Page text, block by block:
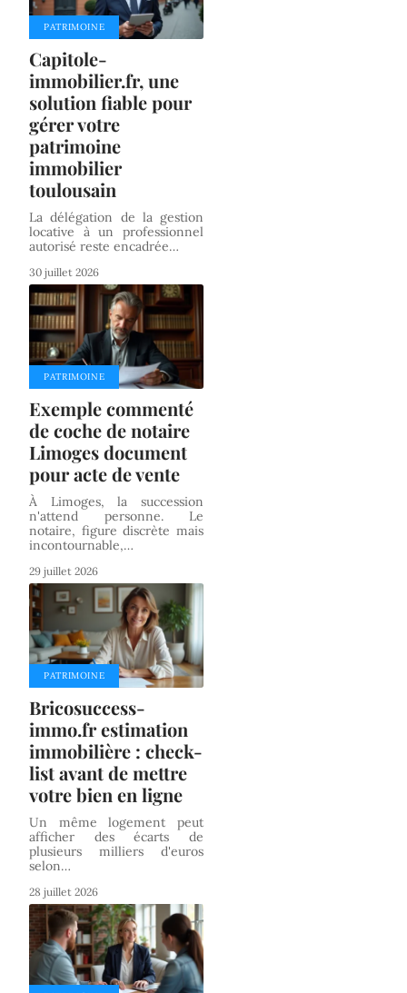
PATRIMOINE
Capitole-
immobilier.fr, une
solution fiable pour
gérer votre
patrimoine
immobilier
toulousain
La délégation de la gestion
locative à un professionnel
autorisé reste encadrée…
30 juillet 2026
PATRIMOINE
Exemple commenté
de coche de notaire
Limoges document
pour acte de vente
À Limoges, la succession
n'attend personne. Le
notaire, figure discrète mais
incontournable,…
29 juillet 2026
PATRIMOINE
Bricosuccess-
immo.fr estimation
immobilière : check-
list avant de mettre
votre bien en ligne
Un même logement peut
afficher des écarts de
plusieurs milliers d'euros
selon…
28 juillet 2026